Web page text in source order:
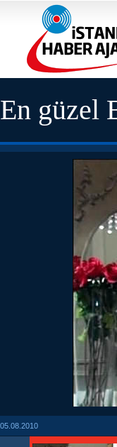
En güzel
05.08.2010